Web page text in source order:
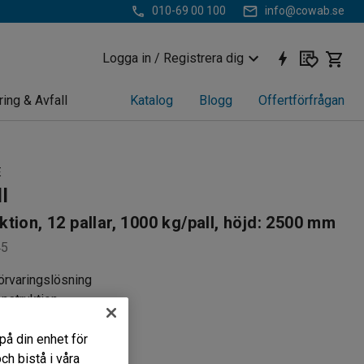
010-69 00 100 info@cowab.se
Logga in / Registrera dig
& Avfall Katalog Blogg Offertförfrågan
12 pallar, 1000 kg/pall, höjd: 2500 mm
din enhet för
bistå i våra